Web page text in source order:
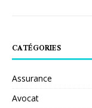
CATÉGORIES
Assurance
Avocat